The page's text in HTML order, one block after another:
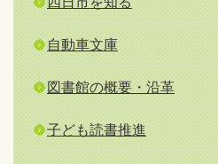
自動車文庫
図書館の概要・沿革
子ども読書推進